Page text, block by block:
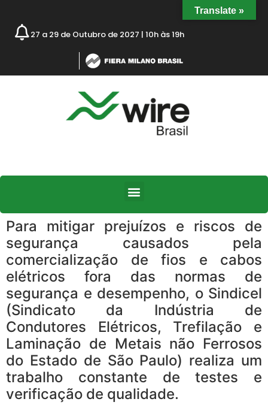
27 a 29 de Outubro de 2027 | 10h às 19h
Para mitigar prejuízos e riscos de
segurança causados pela
comercialização de fios e cabos
elétricos fora das normas de
segurança e desempenho, o Sindicel
(Sindicato da Indústria de
Condutores Elétricos, Trefilação e
Laminação de Metais não Ferrosos
do Estado de São Paulo) realiza um
trabalho constante de testes e
verificação de qualidade.
Translate »